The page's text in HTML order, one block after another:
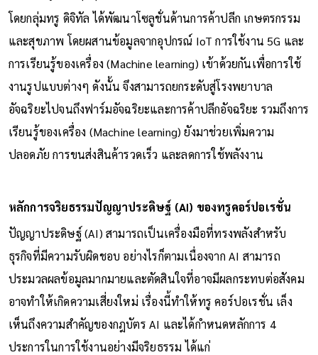
โดยกลุ่มทรู ดิจิทัล ได้พัฒนาโซลูชั่นด้านการค้าปลีก เกษตรกรรม
และสุขภาพ โดยผสานข้อมูลจากอุปกรณ์ IoT การใช้งาน 5G และ
การเรียนรู้ของเครื่อง (Machine learning) เข้าด้วยกันเพื่อการใช้
งานรูปแบบต่างๆ ดังนั้น จึงสามารถยกระดับสู่โรงพยาบาล
อัจฉริยะไปจนถึงฟาร์มอัจฉริยะและการค้าปลีกอัจฉริยะ รวมถึงการ
เรียนรู้ของเครื่อง (Machine learning) ยังมาช่วยเพิ่มความ
ปลอดภัย การขนส่งสินค้ารวดเร็ว และลดการใช้พลังงาน
หลักการจริยธรรมปัญญาประดิษฐ์ (AI) ของทรูคอร์ปอเรชั่น
ปัญญาประดิษฐ์ (AI) สามารถเป็นเครื่องมือที่ทรงพลังสำหรับ
ธุรกิจที่มีความรับผิดชอบ อย่างไรก็ตามเนื่องจาก AI สามารถ
ประมวลผลข้อมูลมากมายและตัดสินใจที่อาจมีผลกระทบต่อสังคม
อาจทำให้เกิดความเสี่ยงใหม่ เรื่องนี้ทำให้ทรู คอร์ปอเรชั่น เล็ง
เห็นถึงความสำคัญของกฎบัตร AI และได้กำหนดหลักการ 4
ประการในการใช้งานอย่างมีจริยธรรม ได้แก่